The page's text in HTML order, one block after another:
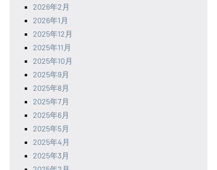
2026年2月
2026年1月
2025年12月
2025年11月
2025年10月
2025年9月
2025年8月
2025年7月
2025年6月
2025年5月
2025年4月
2025年3月